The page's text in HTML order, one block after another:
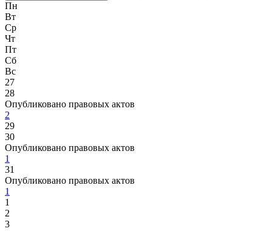
Пн
Вт
Ср
Чт
Пт
Сб
Вс
27
28
Опубликовано правовых актов
2
29
30
Опубликовано правовых актов
1
31
Опубликовано правовых актов
1
1
2
3